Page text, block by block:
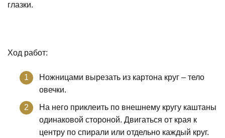
глазки.
Ход работ:
Ножницами вырезать из картона круг – тело
овечки.
На него приклеить по внешнему кругу каштаны
одинаковой стороной. Двигаться от края к
центру по спирали или отдельно каждый круг.